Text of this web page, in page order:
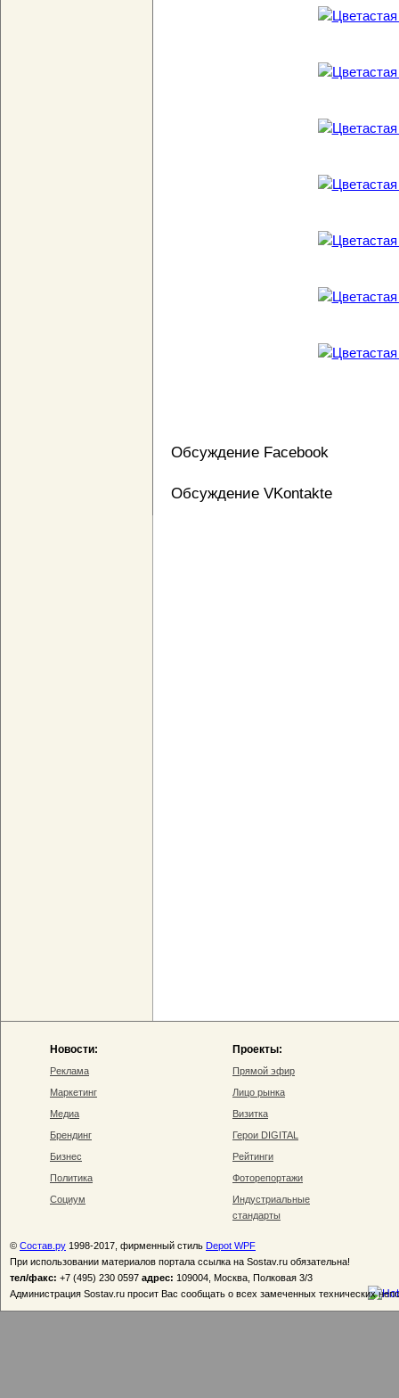
Обсуждение Facebook
Обсуждение VKontakte
Новости:
Реклама
Маркетинг
Медиа
Брендинг
Бизнес
Политика
Социум
Проекты:
Прямой эфир
Лицо рынка
Визитка
Герои DIGITAL
Рейтинги
Фоторепортажи
Индустриальные
стандарты
© Состав.ру 1998-2017, фирменный стиль Depot WPF
При использовании материалов портала ссылка на Sostav.ru обязательна!
тел/факс: +7 (495) 230 0597 адрес: 109004, Москва, Полковая 3/3
Администрация Sostav.ru просит Вас сообщать о всех замеченных технических